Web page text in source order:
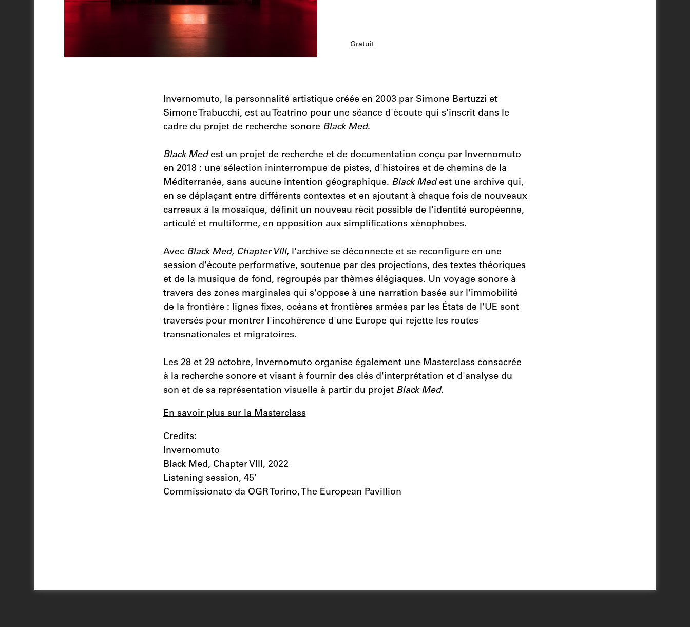
Gratuit
Invernomuto, la personnalité artistique créée en 2003 par Simone Bertuzzi et
Simone Trabucchi, est au Teatrino pour une séance d'écoute qui s'inscrit dans le
cadre du projet de recherche sonore Black Med.
Black Medest un projet de recherche et de documentation conçu par Invernomuto
en 2018 : une sélection ininterrompue de pistes, d'histoires et de chemins de la
Méditerranée, sans aucune intention géographique. Black Medest une archive qui,
en se déplaçant entre différents contextes et en ajoutant à chaque fois de nouveaux
carreaux à la mosaïque, définit un nouveau récit possible de l'identité européenne,
articulé et multiforme, en opposition aux simplifications xénophobes.
Avec Black Med, Chapter VIII, l'archive se déconnecte et se reconfigure en une
session d'écoute performative, soutenue par des projections, des textes théoriques
et de la musique de fond, regroupés par thèmes élégiaques. Un voyage sonore à
travers des zones marginales qui s'oppose à une narration basée sur l'immobilité
de la frontière : lignes fixes, océans et frontières armées par les États de l'UE sont
traversés pour montrer l'incohérence d'une Europe qui rejette les routes
transnationales et migratoires.
Les 28 et 29 octobre, Invernomuto organise également une Masterclass consacrée
à la recherche sonore et visant à fournir des clés d'interprétation et d'analyse du
son et de sa représentation visuelle à partir du projetBlack Med.
En savoir plus sur la Masterclass
Credits:
Invernomuto
Black Med, Chapter VIII, 2022
Listening session, 45’
Commissionato da OGR Torino, The European Pavillion